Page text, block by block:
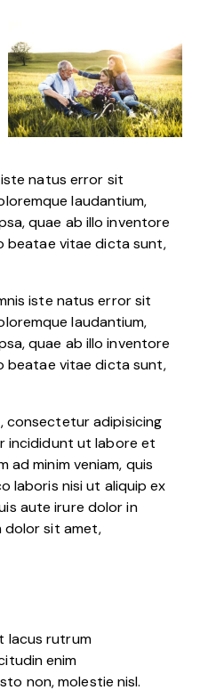
natus error sit
laudantium,
quae ab illo inventore
beatae vitae dicta sunt,
iste natus error sit
laudantium,
quae ab illo inventore
beatae vitae dicta sunt,
consectetur adipisicing
incididunt ut labore et
ad minim veniam, quis
laboris nisi ut aliquip ex
aute irure dolor in
dolor sit amet,
lacus rutrum
enim
non, molestie nisl.